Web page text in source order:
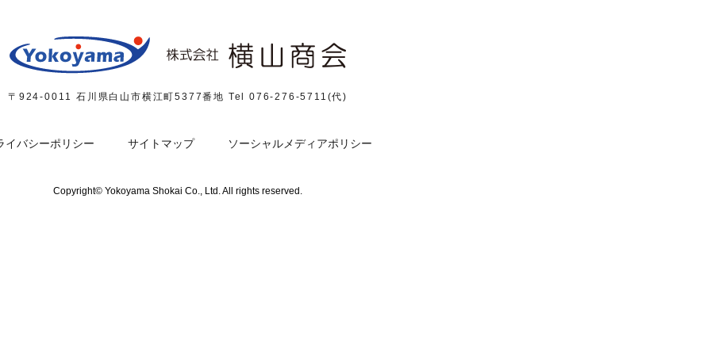
〒924-0011 石川県白山市横江町5377番地 Tel 076-276-5711(代)
イバシーポリシー サイトマップ ソーシャルメディアポリシー
Copyright© Yokoyama Shokai Co., Ltd. All rights reserved.